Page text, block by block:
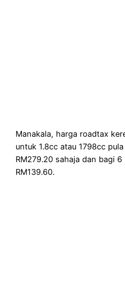
Manakala, harga roadtax
untuk 1.8cc atau 1798cc
RM279.20 sahaja dan bagi 6
RM139.60.